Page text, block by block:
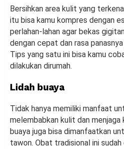
Bersihkan area kulit yang
itu bisa kamu kompres dengan
perlahan-lahan agar bekas
dengan cepat dan rasa
Tips yang satu ini bisa kamu
dilakukan dirumah.
Lidah buaya
Tidak hanya memiliki manfaat
melembabkan kulit dan
buaya juga bisa dimanfaatkan
tawon. Obat tradisional ini